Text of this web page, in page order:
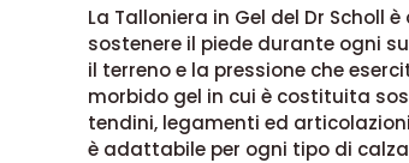
La Talloniera in Gel del Dr Scholl
sostenere il piede durante ogni
il terreno e la pressione che
morbido gel in cui è costituita
tendini, legamenti ed
è adattabile per ogni tipo di